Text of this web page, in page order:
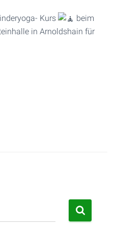
Kurs
beim
in Arnoldshain für